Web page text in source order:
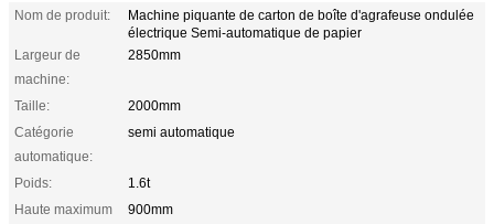
Nom de produit:
Machine piquante de carton de boîte d'agrafeuse ondulée
électrique Semi-automatique de papier
Largeur de
machine:
2850mm
Taille:
2000mm
Catégorie
automatique:
semi automatique
Poids:
1.6t
Haute maximum
900mm